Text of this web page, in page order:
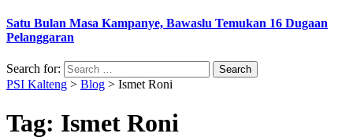
Satu Bulan Masa Kampanye, Bawaslu Temukan 16 Dugaan
Pelanggaran
Search for:
PSI Kalteng > Blog > Ismet Roni
Tag: Ismet Roni